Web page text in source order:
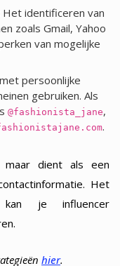
Het identificeren van
zoals Gmail, Yahoo
van mogelijke
persoonlijke
gebruiken. Als
@fashionista_jane,
.
dient als een
Het
je influencer
hier.